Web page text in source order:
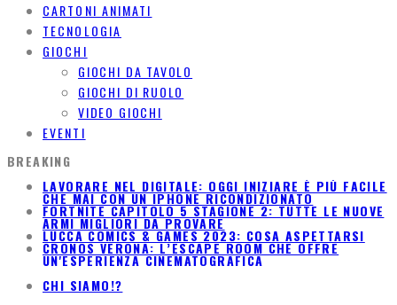
CARTONI ANIMATI
TECNOLOGIA
GIOCHI
GIOCHI DA TAVOLO
GIOCHI DI RUOLO
VIDEO GIOCHI
EVENTI
BREAKING
LAVORARE NEL DIGITALE: OGGI INIZIARE È PIÙ FACILE
CHE MAI CON UN IPHONE RICONDIZIONATO
FORTNITE CAPITOLO 5 STAGIONE 2: TUTTE LE NUOVE
ARMI MIGLIORI DA PROVARE
LUCCA COMICS & GAMES 2023: COSA ASPETTARSI
CRONOS VERONA: L’ESCAPE ROOM CHE OFFRE
UN'ESPERIENZA CINEMATOGRAFICA
CHI SIAMO!?